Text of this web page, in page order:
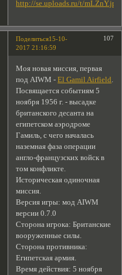
Поделиться 107
15-10-
2017 21:16:59
Моя новая миссия, первая
под AIWM -El Gamil Airfield
Посвящается событиям 5
ноября 1956 г. - высадке
британского десанта на
египетском аэродроме
Гамиль, с чего началась
наземная фаза операции
англо-французских войск в
том конфликте.
Историческая одиночная
миссия.
Версия игры: мод AIWM
версии 0.7.0
Сторона игрока: Британские
вооруженные силы.
Сторона противника:
Египетская армия.
Время действия: 5 ноября